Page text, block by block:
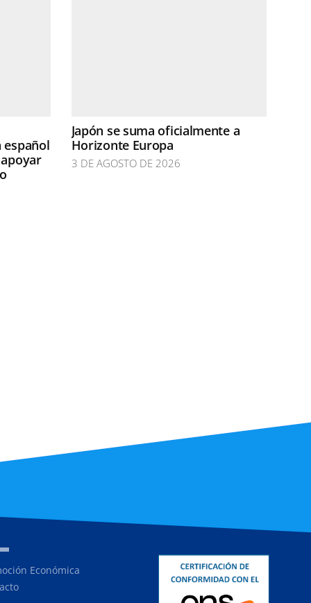
Japón se suma oficialmente a
Horizonte Europa
3 DE AGOSTO DE 2026
Económica